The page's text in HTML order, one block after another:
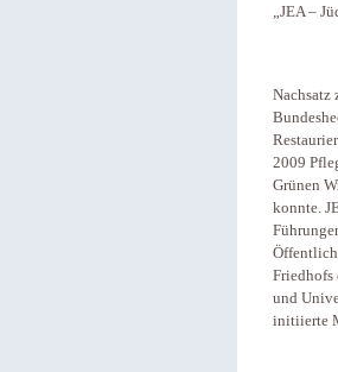
„JEA –
Nachsatz
2009
Grünen
konnte.
Friedhofs
und
initiierte